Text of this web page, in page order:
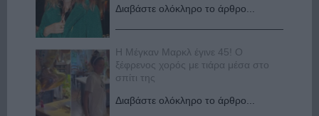
Διαβάστε ολόκληρο το άρθρο...
Η Μέγκαν Μαρκλ έγινε 45! Ο
ξέφρενος χορός με τιάρα μέσα στο
σπίτι της
Διαβάστε ολόκληρο το άρθρο...